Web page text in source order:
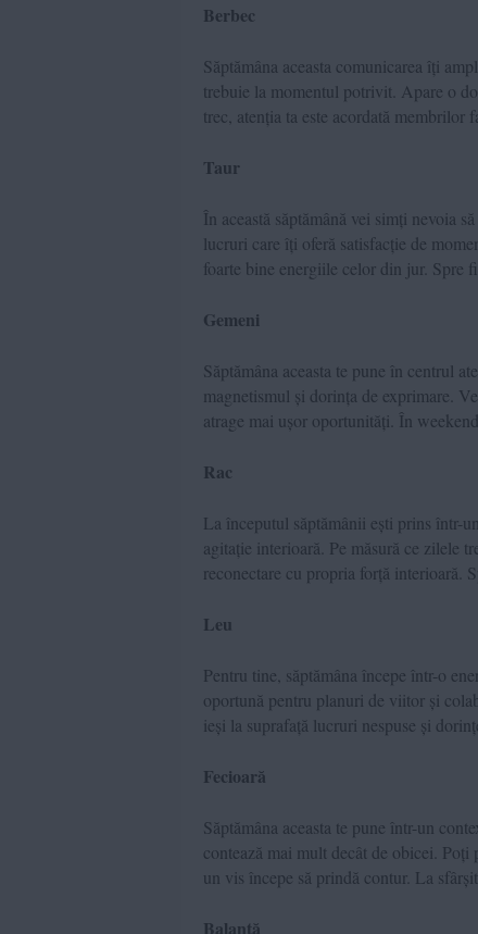
Berbec
Săptămâna aceasta comunicarea îți
trebuie la momentul potrivit. Apare o
trec, atenția ta este acordată
Taur
În această săptămână vei simți nevoia
lucruri care îți oferă satisfacție de
foarte bine energiile celor din jur. Spre
Gemeni
Săptămâna aceasta te pune în centrul
magnetismul și dorința de exprimare.
atrage mai ușor oportunități. În
Rac
La începutul săptămânii ești prins într-
agitație interioară. Pe măsură ce zilele
reconectare cu propria forță interioară.
Leu
Pentru tine, săptămâna începe într-o
oportună pentru planuri de viitor și
ieși la suprafață lucruri nespuse și
Fecioară
Săptămâna aceasta te pune într-un
contează mai mult decât de obicei. Poți
un vis începe să prindă contur. La
Balanță